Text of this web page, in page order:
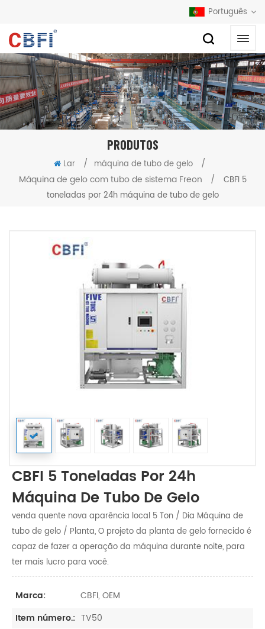
Português
PRODUTOS
Lar / máquina de tubo de gelo
/
Máquina de gelo com tubo de sistema Freon
/
CBFI 5
toneladas por 24h máquina de tubo de gelo
CBFI 5 Toneladas Por 24h
Máquina De Tubo De Gelo
venda quente nova aparência local 5 Ton / Dia Máquina de
tubo de gelo / Planta, O projeto da planta de gelo fornecido é
capaz de fazer a operação da máquina durante noite, para
ter mais lucro para você.
Marca:
CBFI, OEM
Item número.: TV50